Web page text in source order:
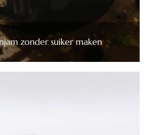
zonder suiker maken